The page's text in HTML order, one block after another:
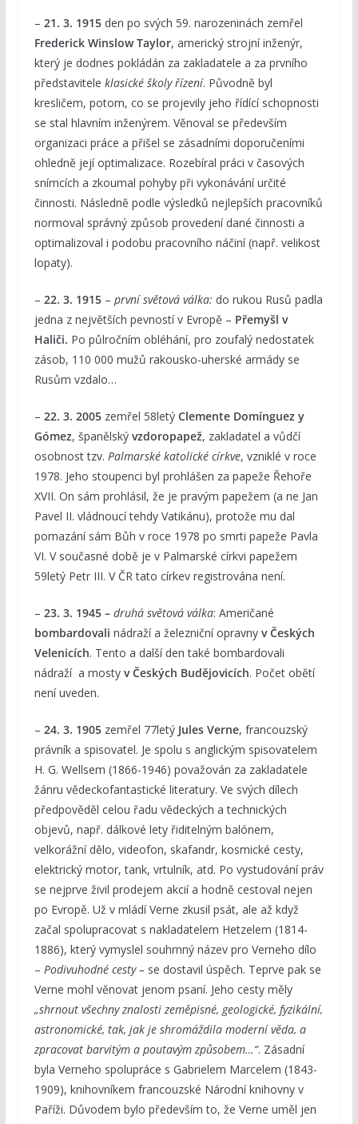
– 21. 3. 1915den po svých 59. narozeninách zemřel
Frederick Winslow Taylor, americký strojní inženýr,
který je dodnes pokládán za zakladatele a za prvního
představitele klasické školy řízení. Původně byl
kresličem, potom, co se projevily jeho řídící schopnosti
se stal hlavním inženýrem. Věnoval se především
organizaci práce a přišel se zásadními doporučeními
ohledně její optimalizace. Rozebíral práci v časových
snímcích a zkoumal pohyby při vykonávání určité
činnosti. Následně podle výsledků nejlepších pracovníků
normoval správný způsob provedení dané činnosti a
optimalizoval i podobu pracovního náčiní (např. velikost
lopaty).
– 22. 3. 1915– první světová válka: do rukou Rusů padla
jedna z největších pevností v Evropě – Přemyšl v
Haliči. Po půlročním obléhání, pro zoufalý nedostatek
zásob, 110 000 mužů rakousko-uherské armády se
Rusům vzdalo…
– 22. 3. 2005 zemřel 58letý Clemente Domínguez y
Gómez, španělský vzdoropapež, zakladatel a vůdčí
osobnost tzv. Palmarské katolické církve, vzniklé v roce
1978. Jeho stoupenci byl prohlášen za papeže Řehoře
XVII. On sám prohlásil, že je pravým papežem (a ne Jan
Pavel II. vládnoucí tehdy Vatikánu), protože mu dal
pomazání sám Bůh v roce 1978 po smrti papeže Pavla
VI. V současné době je v Palmarské církvi papežem
59letý Petr III. V ČR tato církev registrována není.
– 23. 3. 1945 – druhá světová válka: Američané
bombardovali nádraží a železniční opravny v Českých
Velenicích. Tento a další den také bombardovali
nádraží a mosty v Českých Budějovicích. Počet obětí
není uveden.
– 24. 3. 1905zemřel 77letý Jules Verne, francouzský
právník a spisovatel. Je spolu s anglickým spisovatelem
H. G. Wellsem (1866-1946) považován za zakladatele
žánru vědeckofantastické literatury. Ve svých dílech
předpověděl celou řadu vědeckých a technických
objevů, např. dálkové lety řiditelným balónem,
velkorážní dělo, videofon, skafandr, kosmické cesty,
elektrický motor, tank, vrtulník, atd. Po vystudování práv
se nejprve živil prodejem akcií a hodně cestoval nejen
po Evropě. Už v mládí Verne zkusil psát, ale až když
začal spolupracovat s nakladatelem Hetzelem (1814-
1886), který vymyslel souhrnný název pro Verneho dílo
– Podivuhodné cesty – se dostavil úspěch. Teprve pak se
Verne mohl věnovat jenom psaní. Jeho cesty měly
„shrnout všechny znalosti zeměpisné, geologické, fyzikální,
astronomické, tak, jak je shromáždila moderní věda, a
zpracovat barvitým a poutavým způsobem…“. Zásadní
byla Verneho spolupráce s Gabrielem Marcelem (1843-
1909), knihovníkem francouzské Národní knihovny v
Paříži. Důvodem bylo především to, že Verne uměl jen